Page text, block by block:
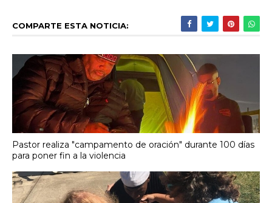
COMPARTE ESTA NOTICIA:
Pastor realiza "campamento de oración" durante 100 días
para poner fin a la violencia